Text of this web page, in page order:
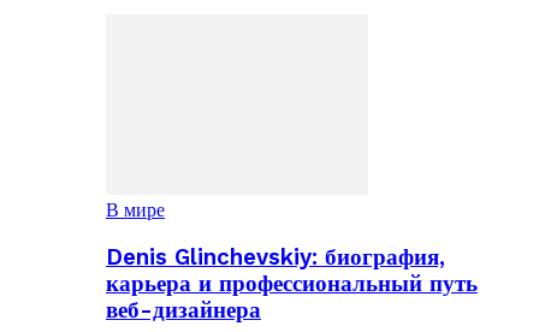
В мире
Denis Glinchevskiy: биография,
карьера и профессиональный путь
веб-дизайнера